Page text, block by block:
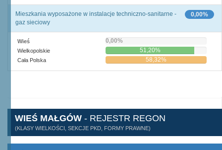
0,00%
Mieszkania wyposażone w instalacje techniczno-sanitarne -
gaz sieciowy
Wieś 0,00%
Wielkopolskie 51,20%
Cała Polska 58,32%
WIEŚ MAŁGÓW - REJESTR REGON
(KLASY WIELKOŚCI, SEKCJE PKD, FORMY PRAWNE)